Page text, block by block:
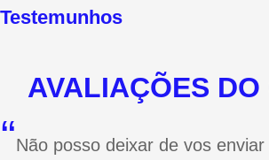
Testemunhos
AVALIAÇÕES DO
“Não posso deixar de vos